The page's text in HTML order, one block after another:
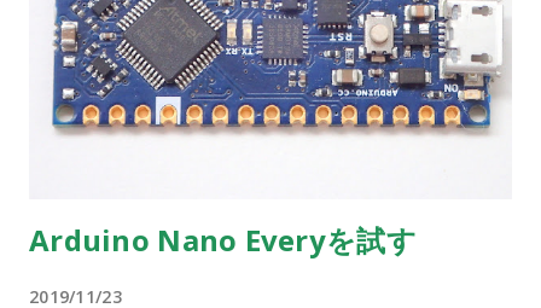
Arduino Nano Everyを試す
2019/11/23